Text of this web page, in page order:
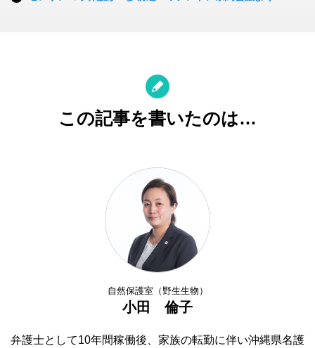
この記事を書いたのは…
自然保護室（野生生物）
小田 倫子
弁護士として10年間稼働後、家族の転勤に伴い沖縄県名護